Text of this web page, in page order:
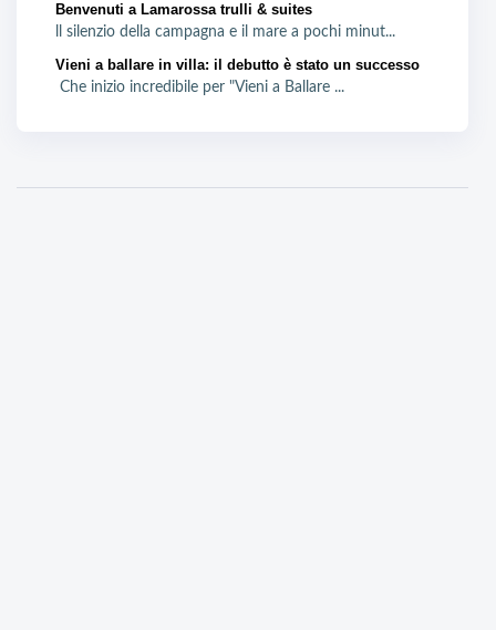
Benvenuti a Lamarossa trulli & suites
ll silenzio della campagna e il mare a pochi minut...
Vieni a ballare in villa: il debutto è stato un successo
Che inizio incredibile per "Vieni a Ballare ...